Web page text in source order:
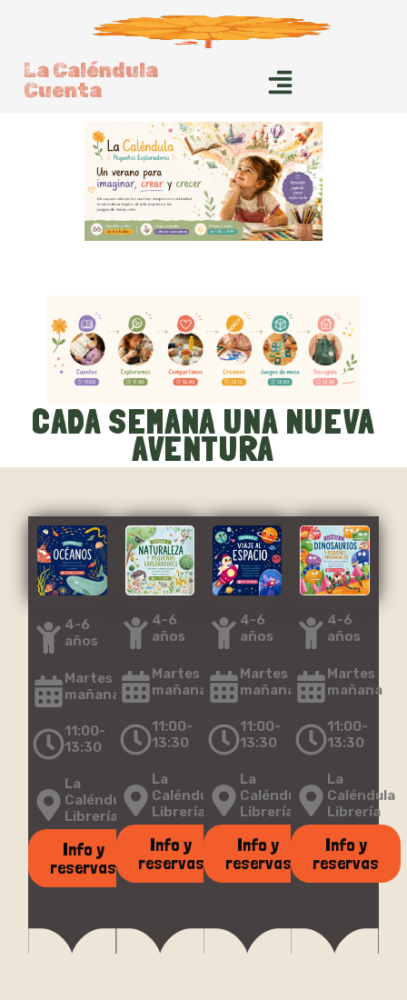
La Caléndula
Cuenta
CADA SEMANA UNA NUEVA
AVENTURA
4-6
años
Martes
mañana
11:00-
13:30
La
Caléndula
Librería
Info y
reservas
4-6
años
Martes
mañana
11:00-
13:30
La
Caléndula
Librería
Info y
reservas
4-6
años
Martes
mañana
11:00-
13:30
La
Caléndula
Librería
Info y
reservas
4-6
años
Martes
mañana
11:00-
13:30
La
Caléndula
Librería
Info y
reservas